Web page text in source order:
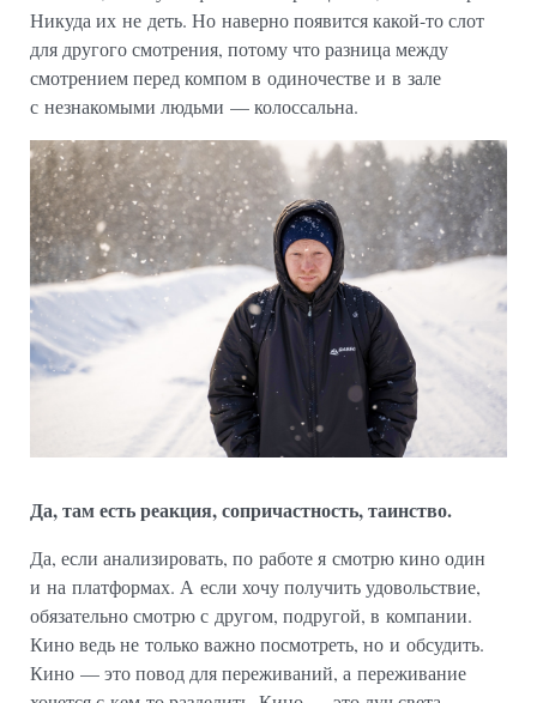
Никуда их не деть. Но наверно появится какой-то слот
для другого смотрения, потому что разница между
смотрением перед компом в одиночестве и в зале
с незнакомыми людьми — колоссальна.
Да, там есть реакция, сопричастность, таинство.
Да, если анализировать, по работе я смотрю кино один
и на платформах. А если хочу получить удовольствие,
обязательно смотрю с другом, подругой, в компании.
Кино ведь не только важно посмотреть, но и обсудить.
Кино — это повод для переживаний, а переживание